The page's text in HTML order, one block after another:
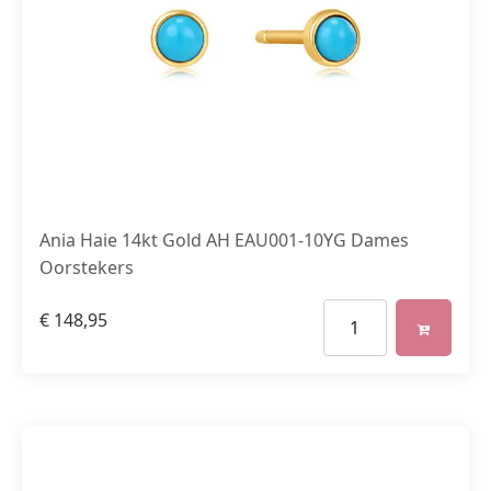
Ania Haie 14kt Gold AH EAU001-10YG Dames
Oorstekers
€ 148,95